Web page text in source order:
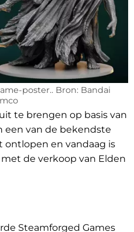
poster.. Bron: Bandai
te brengen op basis van
een van de bekendste
ontlopen en vandaag is
de verkoop van Elden
Steamforged Games